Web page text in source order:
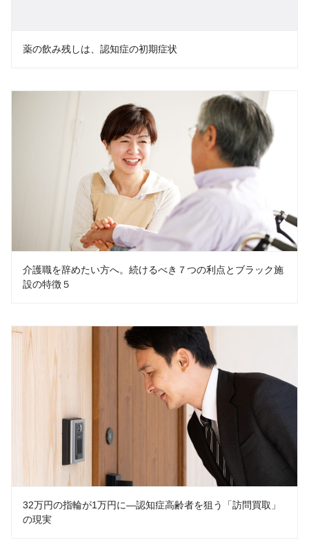
薬の飲み残しは、認知症の初期症状
介護職を辞めたい方へ。続けるべき７つの利点とブラック施
設の特徴５
32万円の指輪が1万円に―認知症高齢者を狙う「訪問買取」
の現実